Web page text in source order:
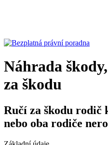
Náhrada
za škodu
Ručí za škodu rodič
nebo oba rodiče